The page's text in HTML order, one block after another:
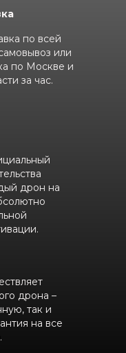
по всей
или
по Москве и
за час.
дрон на
дрона –
так и
на все